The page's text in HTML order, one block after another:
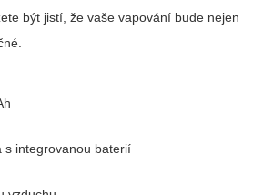
být jistí, že vaše vapování bude nejen
s integrovanou baterií